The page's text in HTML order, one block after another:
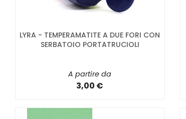
LYRA - TEMPERAMATITE A DUE FORI CON
SERBATOIO PORTATRUCIOLI
A partire da
3,00 €